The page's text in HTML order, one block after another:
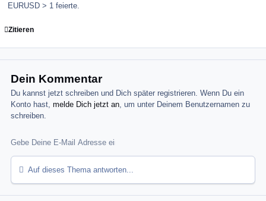
EURUSD > 1 feierte.
Zitieren
Dein Kommentar
Du kannst jetzt schreiben und Dich später registrieren. Wenn Du ein
Konto hast,melde Dich jetzt an, um unter Deinem Benutzernamen zu
schreiben.
Auf dieses Thema antworten...